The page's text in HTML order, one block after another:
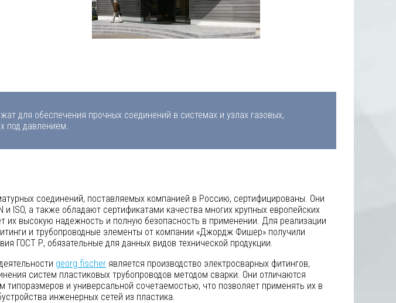
для обеспечения прочных соединений в системах и узлах газовых,
под давлением.
соединений, поставляемых компанией в Россию, сертифицированы. Они
и ISO, а также обладают сертификатами качества многих крупных европейских
их высокую надежность и полную безопасность в применении. Для реализации
и трубопроводные элементы от компании «Джордж Фишер» получили
ГОСТ Р, обязательные для данных видов технической продукции.
georg fischer является производство электросварных фитингов,
систем пластиковых трубопроводов методом сварки. Они отличаются
типоразмеров и универсальной сочетаемостью, что позволяет применять их в
инженерных сетей из пластика.